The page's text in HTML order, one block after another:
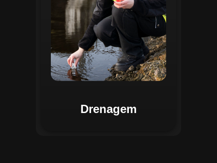
Drenagem
recursos. Relatórios visuais facilitam a
comunicação dos resultados e o
acompanhamento dos projetos de
melhoria.